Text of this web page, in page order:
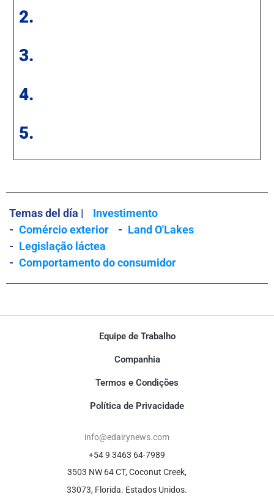
2.
3.
4.
5.
Temas del día |
Investimento
- Comércio exterior - Land O'Lakes
- Legislação láctea
- Comportamento do consumidor
Equipe de Trabalho
Companhia
Termos e Condições
Política de Privacidade
info@edairynews.com
+54 9 3463 64-7989
3503 NW 64 CT, Coconut Creek,
33073, Florida. Estados Unidos.